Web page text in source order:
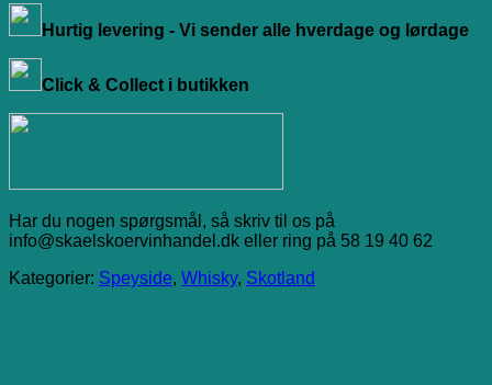
Hurtig levering - Vi sender alle hverdage og lørdage
Click & Collect i butikken
Har du nogen spørgsmål, så skriv til os på
info@skaelskoervinhandel.dk eller ring på 58 19 40 62
Kategorier: Speyside, Whisky, Skotland